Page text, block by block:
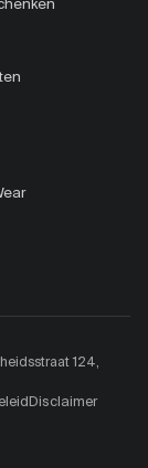
124,
Disclaimer